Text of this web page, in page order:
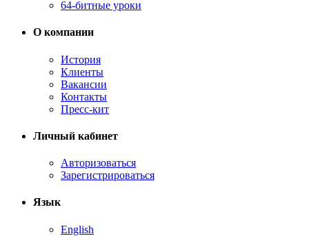
64-битные уроки
О компании
История
Клиенты
Вакансии
Контакты
Пресс-кит
Личный кабинет
Авторизоваться
Зарегистрироваться
Язык
English